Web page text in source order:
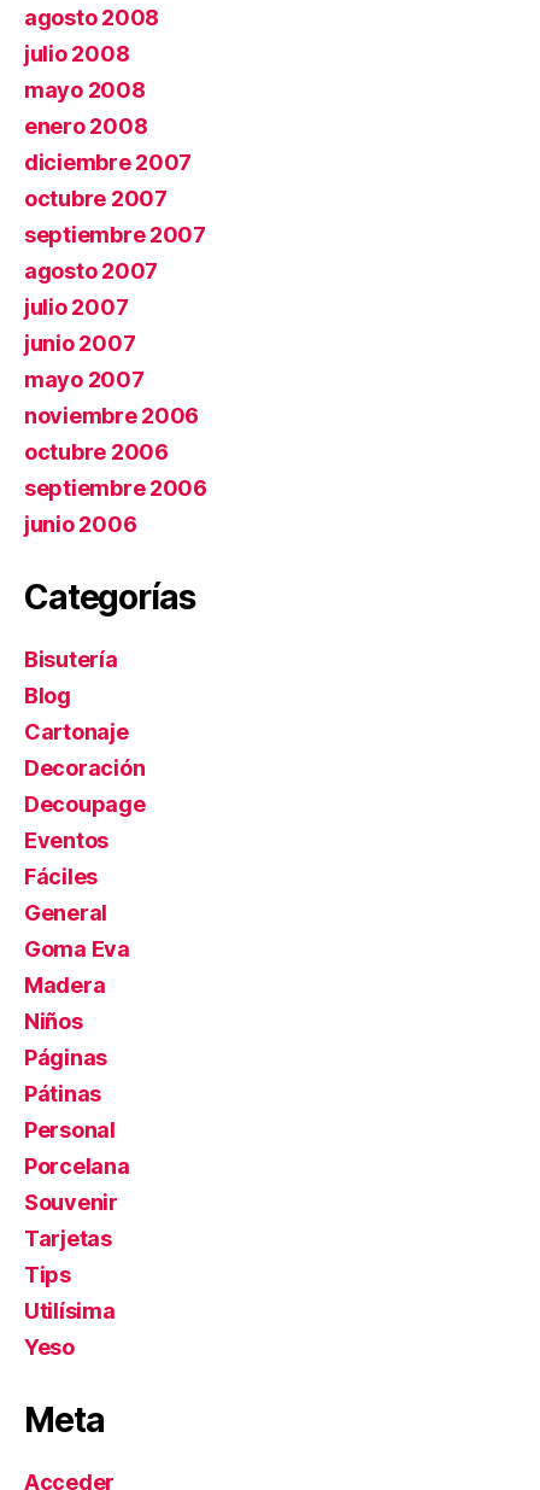
agosto 2008
julio 2008
mayo 2008
enero 2008
diciembre 2007
octubre 2007
septiembre 2007
agosto 2007
julio 2007
junio 2007
mayo 2007
noviembre 2006
octubre 2006
septiembre 2006
junio 2006
Categorías
Bisutería
Blog
Cartonaje
Decoración
Decoupage
Eventos
Fáciles
General
Goma Eva
Madera
Niños
Páginas
Pátinas
Personal
Porcelana
Souvenir
Tarjetas
Tips
Utilísima
Yeso
Meta
Acceder